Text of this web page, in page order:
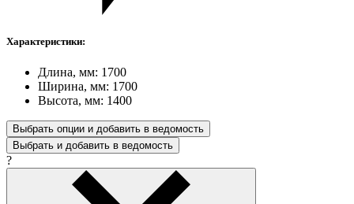
Характеристики:
Длина, мм: 1700
Ширина, мм: 1700
Высота, мм: 1400
Выбрать опции и добавить в ведомость
Выбрать и добавить в ведомость
?